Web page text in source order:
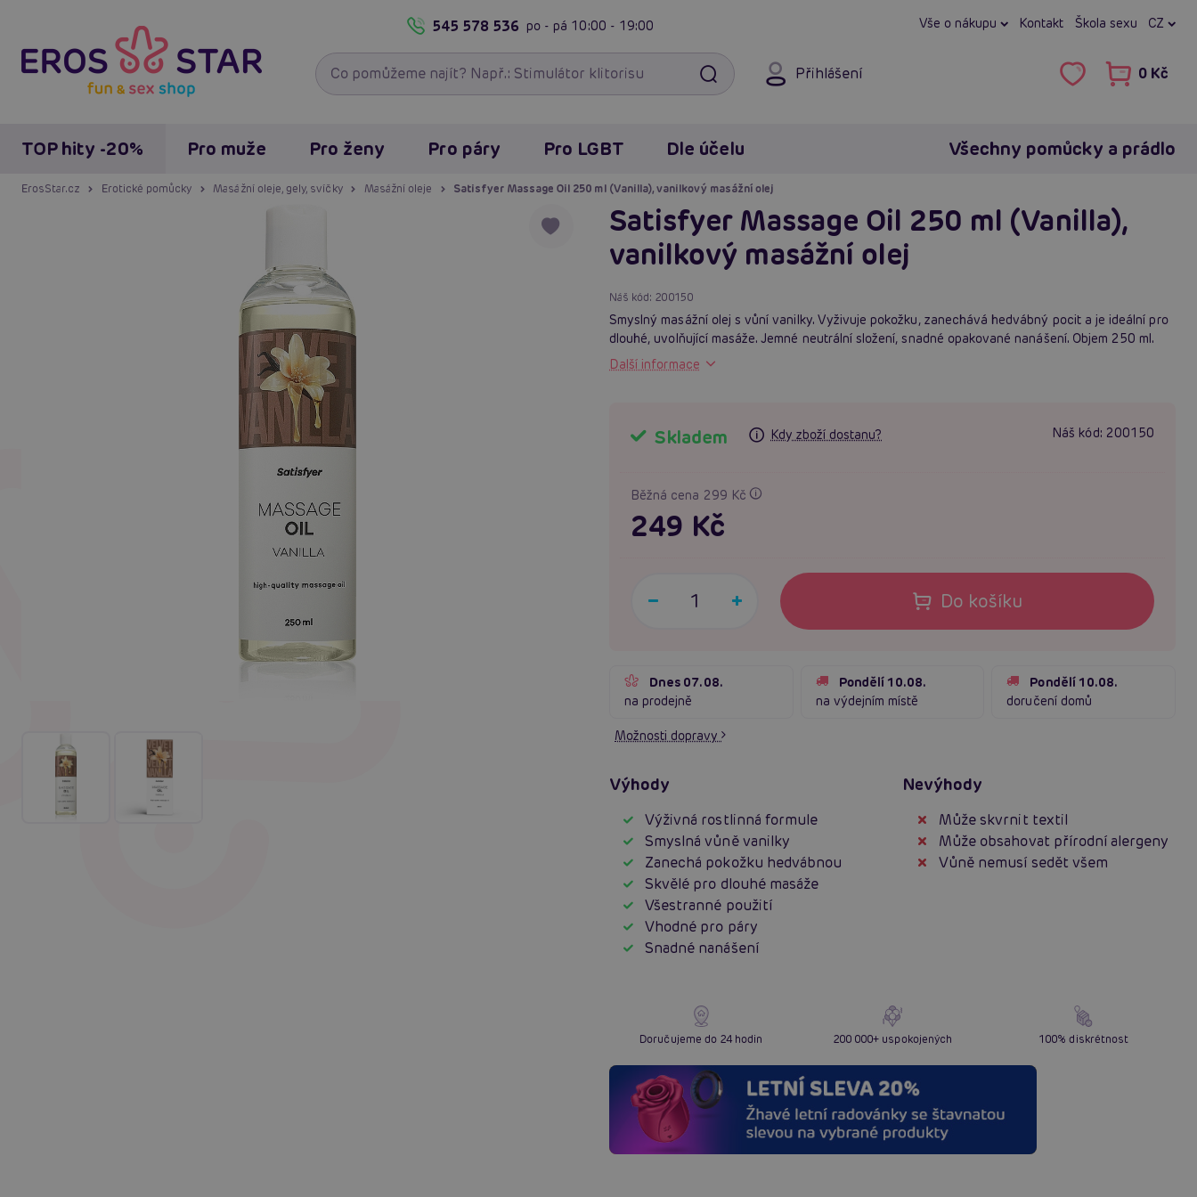
545 578 536 po - pá 10:00 - 19:00 Vše o nákupu Kontakt Škola sexu CZ
Přihlášení 0 Kč
TOP hity -20% Pro muže Pro ženy Pro páry Pro LGBT Dle účelu Všechny pomůcky a prádlo
ErosStar.cz Erotické pomůcky Masážní oleje, gely, svíčky Masážní oleje Satisfyer Massage Oil 250 ml (Vanilla), vanilkový masážní olej
Satisfyer Massage Oil 250 ml (Vanilla),
vanilkový masážní olej
Náš kód: 200150
Smyslný masážní olej s vůní vanilky. Vyživuje pokožku, zanechává hedvábný pocit a je ideální pro
dlouhé, uvolňující masáže. Jemné neutrální složení, snadné opakované nanášení. Objem 250 ml.
Další informace
Skladem Kdy zboží dostanu? Náš kód: 200150
Běžná cena 299 Kč
249 Kč
Do košíku
Dnes 07.08.
na prodejně
Pondělí 10.08.
na výdejním místě
Pondělí 10.08.
doručení domů
Možnosti dopravy
Výhody
Výživná rostlinná formule
Smyslná vůně vanilky
Zanechá pokožku hedvábnou
Skvělé pro dlouhé masáže
Všestranné použití
Vhodné pro páry
Snadné nanášení
Nevýhody
Může skvrnit textil
Může obsahovat přírodní alergeny
Vůně nemusí sedět všem
Doručujeme do 24 hodin 200 000+ uspokojených 100% diskrétnost